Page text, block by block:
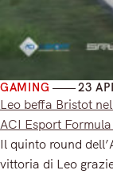
GAMING 23
Leo beffa Bristot
ACI Esport
Il quinto round
vittoria di Leo